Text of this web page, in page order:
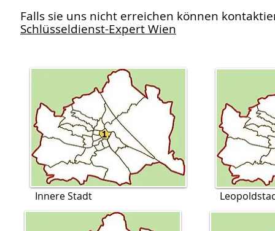
Falls sie uns nicht erreichen können
Schlüsseldienst-Expert Wien
Innere Stadt